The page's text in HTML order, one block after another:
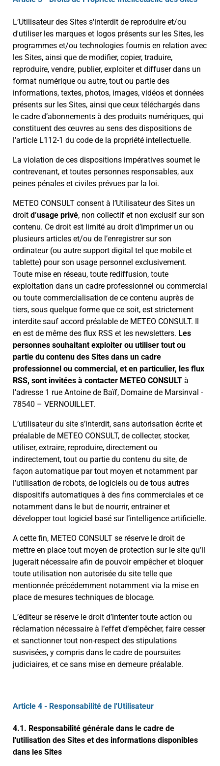
L’Utilisateur des Sites s'interdit de reproduire et/ou
d'utiliser les marques et logos présents sur les Sites, les
programmes et/ou technologies fournis en relation avec
les Sites, ainsi que de modifier, copier, traduire,
reproduire, vendre, publier, exploiter et diffuser dans un
format numérique ou autre, tout ou partie des
informations, textes, photos, images, vidéos et données
présents sur les Sites, ainsi que ceux téléchargés dans
le cadre d’abonnements à des produits numériques, qui
constituent des œuvres au sens des dispositions de
l’article L112-1 du code de la propriété intellectuelle.
La violation de ces dispositions impératives soumet le
contrevenant, et toutes personnes responsables, aux
peines pénales et civiles prévues par la loi.
METEO CONSULT consent à l’Utilisateur des Sites un
droit d’usage privé, non collectif et non exclusif sur son
contenu. Ce droit est limité au droit d’imprimer un ou
plusieurs articles et/ou de l’enregistrer sur son
ordinateur (ou autre support digital tel que mobile et
tablette) pour son usage personnel exclusivement.
Toute mise en réseau, toute rediffusion, toute
exploitation dans un cadre professionnel ou commercial
ou toute commercialisation de ce contenu auprès de
tiers, sous quelque forme que ce soit, est strictement
interdite sauf accord préalable de METEO CONSULT. Il
en est de même des flux RSS et les newsletters. Les
personnes souhaitant exploiter ou utiliser tout ou
partie du contenu des Sites dans un cadre
professionnel ou commercial, et en particulier, les flux
RSS, sont invitées à contacter METEO CONSULT à
l’adresse 1 rue Antoine de Baïf, Domaine de Marsinval -
78540 – VERNOUILLET.
L’utilisateur du site s’interdit, sans autorisation écrite et
préalable de METEO CONSULT, de collecter, stocker,
utiliser, extraire, reproduire, directement ou
indirectement, tout ou partie du contenu du site, de
façon automatique par tout moyen et notamment par
l’utilisation de robots, de logiciels ou de tous autres
dispositifs automatiques à des fins commerciales et ce
notamment dans le but de nourrir, entrainer et
développer tout logiciel basé sur l’intelligence artificielle.
A cette fin, METEO CONSULT se réserve le droit de
mettre en place tout moyen de protection sur le site qu’il
jugerait nécessaire afin de pouvoir empêcher et bloquer
toute utilisation non autorisée du site telle que
mentionnée précédemment notamment via la mise en
place de mesures techniques de blocage.
L’éditeur se réserve le droit d’intenter toute action ou
réclamation nécessaire à l’effet d’empêcher, faire cesser
et sanctionner tout non-respect des stipulations
susvisées, y compris dans le cadre de poursuites
judiciaires, et ce sans mise en demeure préalable.
Article 4 - Responsabilité de l'Utilisateur
4.1. Responsabilité générale dans le cadre de
l'utilisation des Sites et des informations disponibles
dans les Sites